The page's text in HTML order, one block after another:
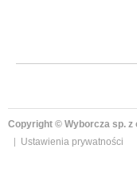
Copyright © Wyborcza sp. z
Ustawienia prywatności